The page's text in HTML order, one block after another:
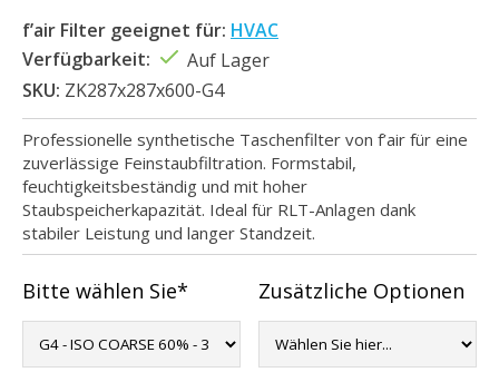
f’air Filter geeignet für: HVAC
Verfügbarkeit:
Auf Lager
SKU: ZK287x287x600-G4
Professionelle synthetische Taschenfilter von f’air für eine
zuverlässige Feinstaubfiltration. Formstabil,
feuchtigkeitsbeständig und mit hoher
Staubspeicherkapazität. Ideal für RLT-Anlagen dank
stabiler Leistung und langer Standzeit.
Bitte wählen Sie* Zusätzliche Optionen